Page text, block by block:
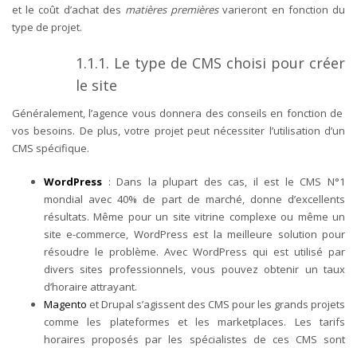
et le coût d’achat des matières premièresvarieront en fonction du
type de projet.
1.1.1. Le type de CMS choisi pour créer
le site
Généralement, l’agence vous donnera des conseils en fonction de
vos besoins. De plus, votre projet peut nécessiter l’utilisation d’un
CMS spécifique.
WordPress : Dans la plupart des cas, il est le CMS N°1
mondial avec 40% de part de marché, donne d’excellents
résultats. Même pour un site vitrine complexe ou même un
site e-commerce, WordPress est la meilleure solution pour
résoudre le problème. Avec WordPress qui est utilisé par
divers sites professionnels, vous pouvez obtenir un taux
d’horaire attrayant.
Magento et Drupal s’agissent des CMS pour les grands projets
comme les plateformes et les marketplaces. Les tarifs
horaires proposés par les spécialistes de ces CMS sont